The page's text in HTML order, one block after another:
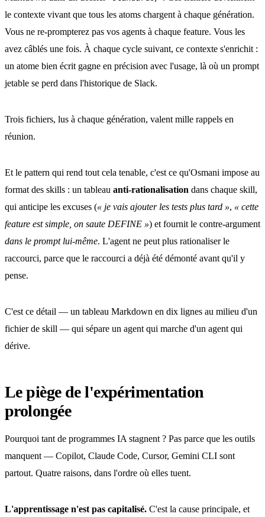
le contexte vivant que tous les atoms chargent à chaque génération.
Vous ne re-prompterez pas vos agents à chaque feature. Vous les
avez câblés une fois. À chaque cycle suivant, ce contexte s'enrichit :
un atome bien écrit gagne en précision avec l'usage, là où un prompt
jetable se perd dans l'historique de Slack.
Trois fichiers, lus à chaque génération, valent mille rappels en
réunion.
Et le pattern qui rend tout cela tenable, c'est ce qu'Osmani impose au
format des skills : un tableau anti-rationalisation dans chaque skill,
qui anticipe les excuses (« je vais ajouter les tests plus tard », « cette
feature est simple, on saute DEFINE ») et fournit le contre-argument
dans le prompt lui-même. L'agent ne peut plus rationaliser le
raccourci, parce que le raccourci a déjà été démonté avant qu'il y
pense.
C'est ce détail — un tableau Markdown en dix lignes au milieu d'un
fichier de skill — qui sépare un agent qui marche d'un agent qui
dérive.
Le piège de l'expérimentation
prolongée
Pourquoi tant de programmes IA stagnent ? Pas parce que les outils
manquent — Copilot, Claude Code, Cursor, Gemini CLI sont
partout. Quatre raisons, dans l'ordre où elles tuent.
L'apprentissage n'est pas capitalisé. C'est la cause principale, et